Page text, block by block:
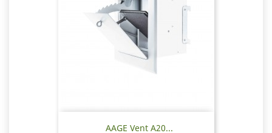
AAGE Vent A20...